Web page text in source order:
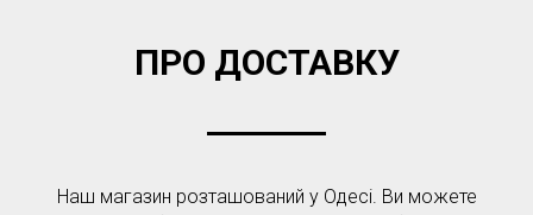
ПРО ДОСТАВКУ
Наш магазин розташований у Одесі. Ви можете